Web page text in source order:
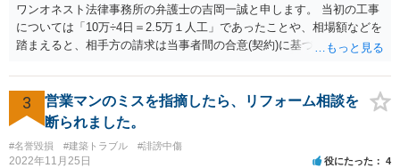
ワンオネスト法律事務所の弁護士の吉岡一誠と申します。 当初の工事
については「10万÷4日＝2.5万１人工」であったことや、相場額などを
踏まえると、相手方の請求は当事者間の合意(契約)に基づかない不当な
か支払う意向がない旨を伝えて、減額の交渉をすべきでしょう。 相手
方の立場としても、裁判を起こす時間や労力、経済的コストその他裁
判が終わるまでキャッシュが入ってこないことなどがネックになり得
るでしょうから、減額に応じてくる可能性は大いにあるかと思いま
す。
3
営業マンのミスを指摘したら、リフォーム相談を
断られました。
#名誉毀損 #建築トラブル #誹謗中傷
2022年11月25日 役にたった 4